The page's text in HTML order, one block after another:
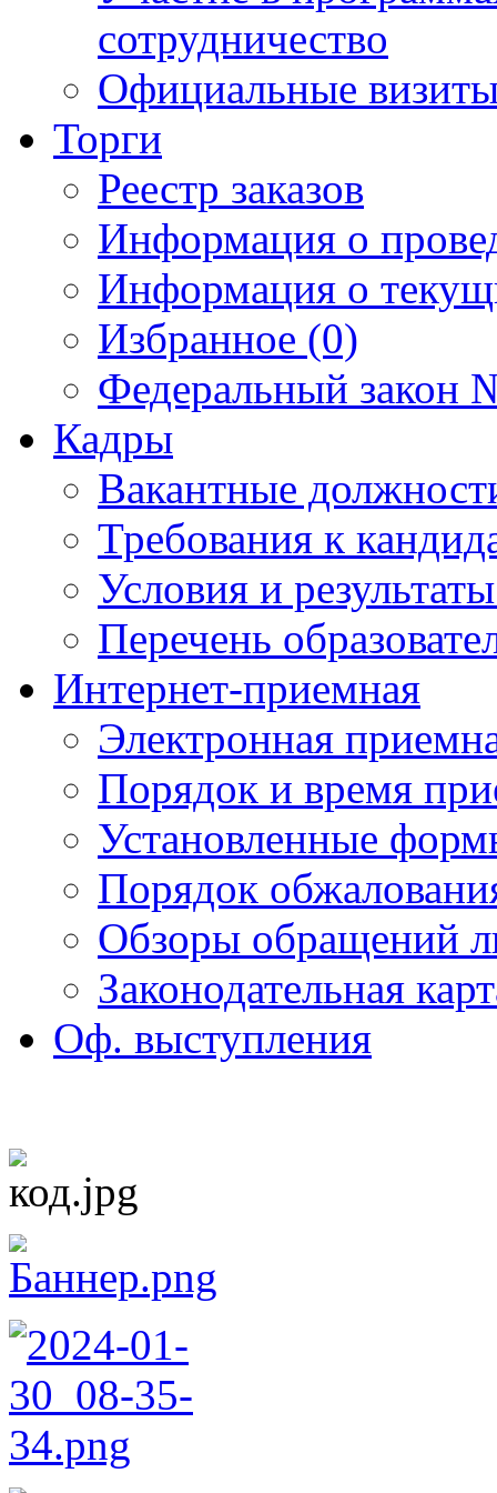
сотрудничество
Официальные
Торги
Реестр заказов
Информация о
Информация о
Избранное (0)
Федеральный закон
Кадры
Вакантные
Требования к
Условия и
Перечень
Интернет-приемная
Электронная
Порядок и время
Установленные
Порядок
Обзоры обращений
Законодательная
Оф. выступления